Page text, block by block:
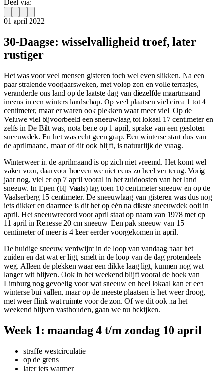
Deel via:
01 april 2022
30-Daagse: wisselvalligheid troef, later
rustiger
Het was voor veel mensen gisteren toch wel even slikken. Na een
paar stralende voorjaarsweken, met volop zon en volle terrasjes,
veranderde ons land op de laatste dag van diezelfde maartmaand
ineens in een winters landschap. Op veel plaatsen viel circa 1 tot 4
centimeter, maar er waren ook plekken waar meer viel. Op de
Veluwe viel bijvoorbeeld een sneeuwlaag tot lokaal 17 centimeter en
zelfs in De Bilt was, nota bene op 1 april, sprake van een gesloten
sneeuwdek. En het was echt geen grap. Een winterse start dus van
de aprilmaand, maar of dit ook blijft, is natuurlijk de vraag.
Winterweer in de aprilmaand is op zich niet vreemd. Het komt wel
vaker voor, daarvoor hoeven we niet eens zo heel ver terug. Vorig
jaar nog, viel er op 7 april vooral in het zuidoosten van het land
sneeuw. In Epen (bij Vaals) lag toen 10 centimeter sneeuw en op de
Vaalserberg 15 centimeter. De sneeuwlaag van gisteren was dus nog
iets dikker en daarmee is dit het op één na dikste sneeuwdek ooit in
april. Het sneeuwrecord voor april staat op naam van 1978 met op
11 april in Renesse 20 cm sneeuw. Een pak sneeuw van 15
centimeter of meer is 4 keer eerder voorgekomen in april.
De huidige sneeuw verdwijnt in de loop van vandaag naar het
zuiden en dat wat er ligt, smelt in de loop van de dag grotendeels
weg. Alleen de plekken waar een dikke laag ligt, kunnen nog wat
langer wit blijven. Ook in het weekend blijft vooral de hoek van
Limburg nog gevoelig voor wat sneeuw en heel lokaal kan er een
winterse bui vallen, maar op de meeste plaatsen is het weer droog,
met weer flink wat ruimte voor de zon. Of we dit ook na het
weekend blijven vasthouden, gaan we nu bekijken.
Week 1: maandag 4 t/m zondag 10 april
straffe westcirculatie
op de grens
later iets warmer